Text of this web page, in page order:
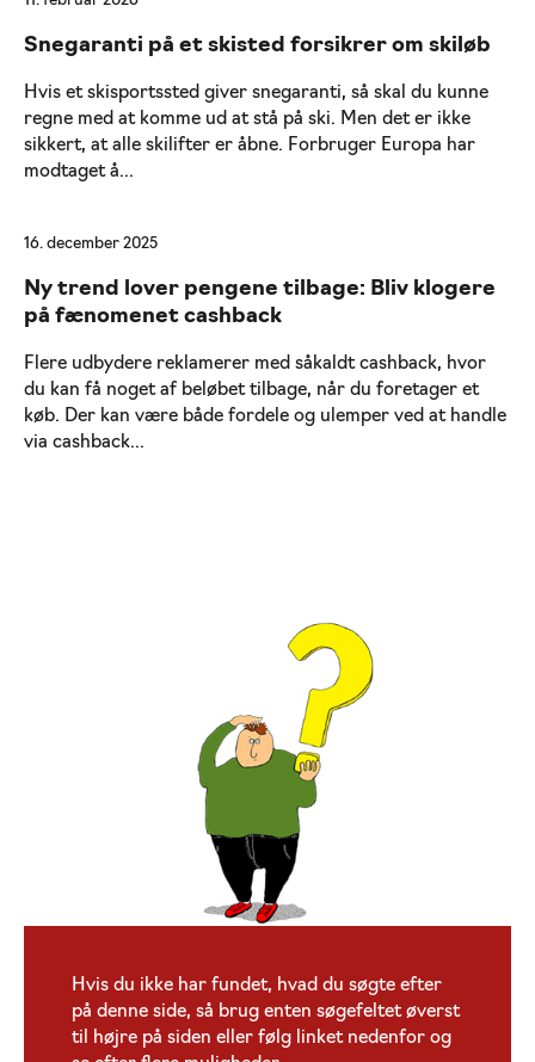
Snegaranti på et skisted forsikrer om skiløb
Hvis et skisportssted giver snegaranti, så skal du kunne
regne med at komme ud at stå på ski. Men det er ikke
sikkert, at alle skilifter er åbne. Forbruger Europa har
modtaget å...
16. december 2025
Ny trend lover pengene tilbage: Bliv klogere
på fænomenet cashback
Flere udbydere reklamerer med såkaldt cashback, hvor
du kan få noget af beløbet tilbage, når du foretager et
køb. Der kan være både fordele og ulemper ved at handle
via cashback...
Hvis du ikke har fundet, hvad du søgte efter
på denne side, så brug enten søgefeltet øverst
til højre på siden eller følg linket nedenfor og